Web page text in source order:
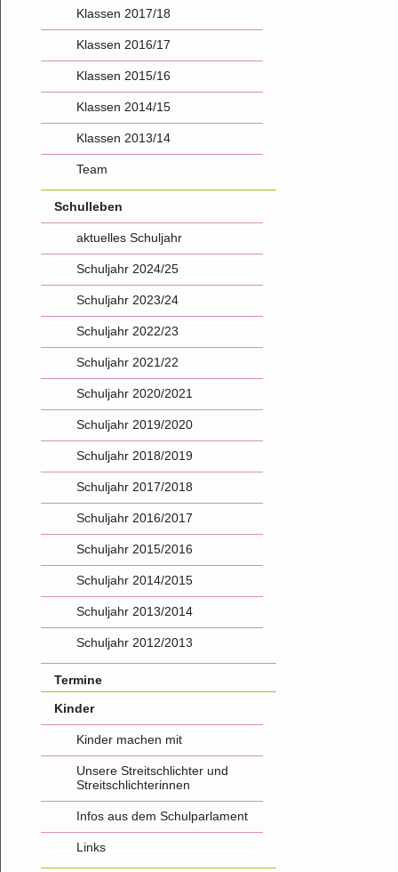
Klassen 2017/18
Klassen 2016/17
Klassen 2015/16
Klassen 2014/15
Klassen 2013/14
Team
Schulleben
aktuelles Schuljahr
Schuljahr 2024/25
Schuljahr 2023/24
Schuljahr 2022/23
Schuljahr 2021/22
Schuljahr 2020/2021
Schuljahr 2019/2020
Schuljahr 2018/2019
Schuljahr 2017/2018
Schuljahr 2016/2017
Schuljahr 2015/2016
Schuljahr 2014/2015
Schuljahr 2013/2014
Schuljahr 2012/2013
Termine
Kinder
Kinder machen mit
Unsere Streitschlichter und
Streitschlichterinnen
Infos aus dem Schulparlament
Links